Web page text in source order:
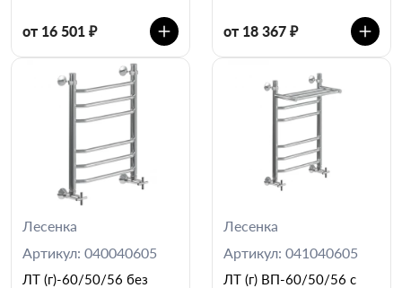
от 16 501 ₽ от 18 367 ₽
Лесенка
Артикул: 040040605
ЛТ (г)-60/50/56 без
Лесенка
Артикул: 041040605
ЛТ (г) ВП-60/50/56 с